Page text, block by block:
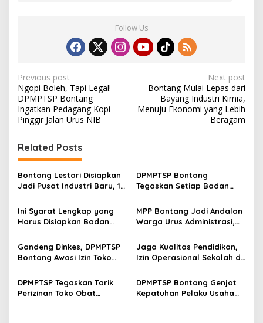
Follow Us
P
o
s
t
n
a
v
i
g
a
t
i
o
n
Previous post
Ngopi Boleh, Tapi Legal!
DPMPTSP Bontang
Ingatkan Pedagang Kopi
Pinggir Jalan Urus NIB
Next post
Bontang Mulai Lepas dari
Bayang Industri Kimia,
Menuju Ekonomi yang Lebih
Beragam
Related Posts
Bontang Lestari Disiapkan
Jadi Pusat Industri Baru, 18
Dipetakan
DPMPTSP Bontang
Tegaskan Setiap Badan
Legalitas Usaha
Ini Syarat Lengkap yang
Harus Disiapkan Badan
Lewat OSS
MPP Bontang Jadi Andalan
Warga Urus Administrasi,
Diminati Meski Serba Digital
Gandeng Dinkes, DPMPTSP
Bontang Awasi Izin Toko
Jaga Kualitas Pendidikan,
Izin Operasional Sekolah di
Pemenuhan Standar
Minimal
DPMPTSP Tegaskan Tarik
Perizinan Toko Obat
DPMPTSP Bontang Genjot
Kepatuhan Pelaku Usaha